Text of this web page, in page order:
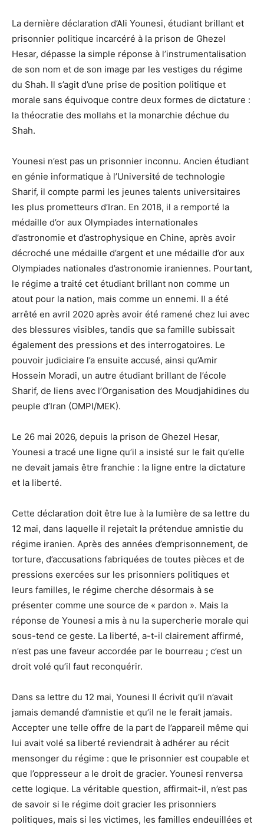
La dernière déclaration d’Ali Younesi, étudiant brillant et
prisonnier politique incarcéré à la prison de Ghezel
Hesar, dépasse la simple réponse à l’instrumentalisation
de son nom et de son image par les vestiges du régime
du Shah. Il s’agit d’une prise de position politique et
morale sans équivoque contre deux formes de dictature :
la théocratie des mollahs et la monarchie déchue du
Shah.
Younesi n’est pas un prisonnier inconnu. Ancien étudiant
en génie informatique à l’Université de technologie
Sharif, il compte parmi les jeunes talents universitaires
les plus prometteurs d’Iran. En 2018, il a remporté la
médaille d’or aux Olympiades internationales
d’astronomie et d’astrophysique en Chine, après avoir
décroché une médaille d’argent et une médaille d’or aux
Olympiades nationales d’astronomie iraniennes. Pourtant,
le régime a traité cet étudiant brillant non comme un
atout pour la nation, mais comme un ennemi. Il a été
arrêté en avril 2020 après avoir été ramené chez lui avec
des blessures visibles, tandis que sa famille subissait
également des pressions et des interrogatoires. Le
pouvoir judiciaire l’a ensuite accusé, ainsi qu’Amir
Hossein Moradi, un autre étudiant brillant de l’école
Sharif, de liens avec l’Organisation des Moudjahidines du
peuple d’Iran (OMPI/MEK).
Le 26 mai 2026, depuis la prison de Ghezel Hesar,
Younesi a tracé une ligne qu’il a insisté sur le fait qu’elle
ne devait jamais être franchie : la ligne entre la dictature
et la liberté.
Cette déclaration doit être lue à la lumière de sa lettre du
12 mai, dans laquelle il rejetait la prétendue amnistie du
régime iranien. Après des années d’emprisonnement, de
torture, d’accusations fabriquées de toutes pièces et de
pressions exercées sur les prisonniers politiques et
leurs familles, le régime cherche désormais à se
présenter comme une source de « pardon ». Mais la
réponse de Younesi a mis à nu la supercherie morale qui
sous-tend ce geste. La liberté, a-t-il clairement affirmé,
n’est pas une faveur accordée par le bourreau ; c’est un
droit volé qu’il faut reconquérir.
Dans sa lettre du 12 mai, Younesi Il écrivit qu’il n’avait
jamais demandé d’amnistie et qu’il ne le ferait jamais.
Accepter une telle offre de la part de l’appareil même qui
lui avait volé sa liberté reviendrait à adhérer au récit
mensonger du régime : que le prisonnier est coupable et
que l’oppresseur a le droit de gracier. Younesi renversa
cette logique. La véritable question, affirmait-il, n’est pas
de savoir si le régime doit gracier les prisonniers
politiques, mais si les victimes, les familles endeuillées et